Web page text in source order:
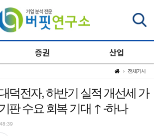
증권 산업
전체기사
덕전자, 하반기 실적 개선세 가
판 수요 회복 기대 ↑ -하나
검색